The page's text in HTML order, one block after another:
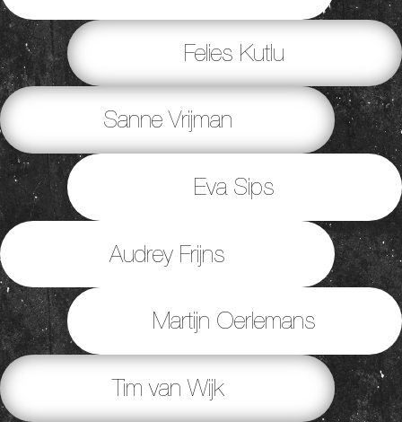
Felies Kutlu
Sanne Vrijman
Eva Sips
Audrey Frijns
Martijn Oerlemans
Tim van Wijk